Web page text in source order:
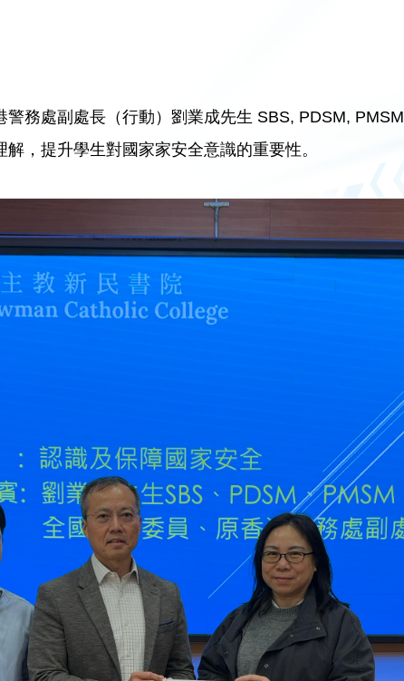
務處副處長（行動）劉業成先生 SBS, PDSM, PMSM
，提升學生對國家家安全意識的重要性。